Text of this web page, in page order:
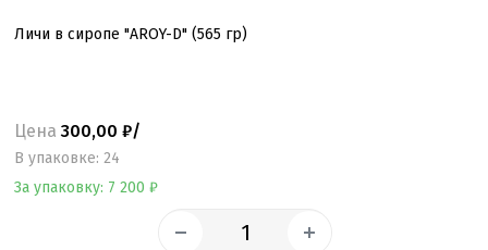
Личи в сиропе "AROY-D" (565 гр)
Цена 300,00 ₽/
B упаковке: 24
За упаковку: 7 200 ₽